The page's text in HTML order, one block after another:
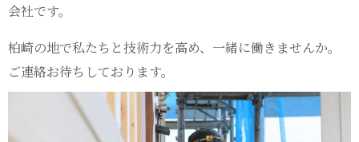
会社です。
柏崎の地で私たちと技術力を高め、一緒に働きませんか。
ご連絡お待ちしております。